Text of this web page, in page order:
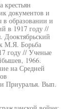
крестьян
документов и
образовании и
в 1917 году //
Дооктябрьский
М.Я. Борьба
году // Ученые
1966.
на Средней
Приуралья. Вып.